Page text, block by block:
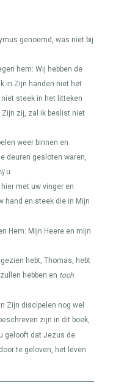
genoemd, was niet bij
hem: Wij hebben de
in Zijn handen niet het
steek in het litteken
zij, zal ik beslist niet
weer binnen en
deuren gesloten waren,
u.
met uw vinger en
hand en steek die in Mijn
Hem: Mijn Heere en mijn
hebt, Thomas, hebt
hebben en toch
Zijn discipelen nog wel
zijn in dit boek,
gelooft dat Jezus de
te geloven, het leven